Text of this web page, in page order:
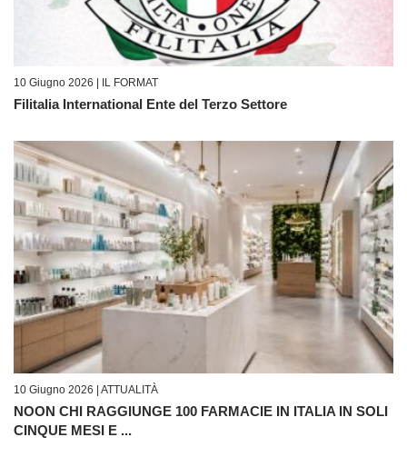
10 Giugno 2026 | IL FORMAT
Filitalia International Ente del Terzo Settore
10 Giugno 2026 | ATTUALITÀ
NOON CHI RAGGIUNGE 100 FARMACIE IN ITALIA IN SOLI
CINQUE MESI E ...